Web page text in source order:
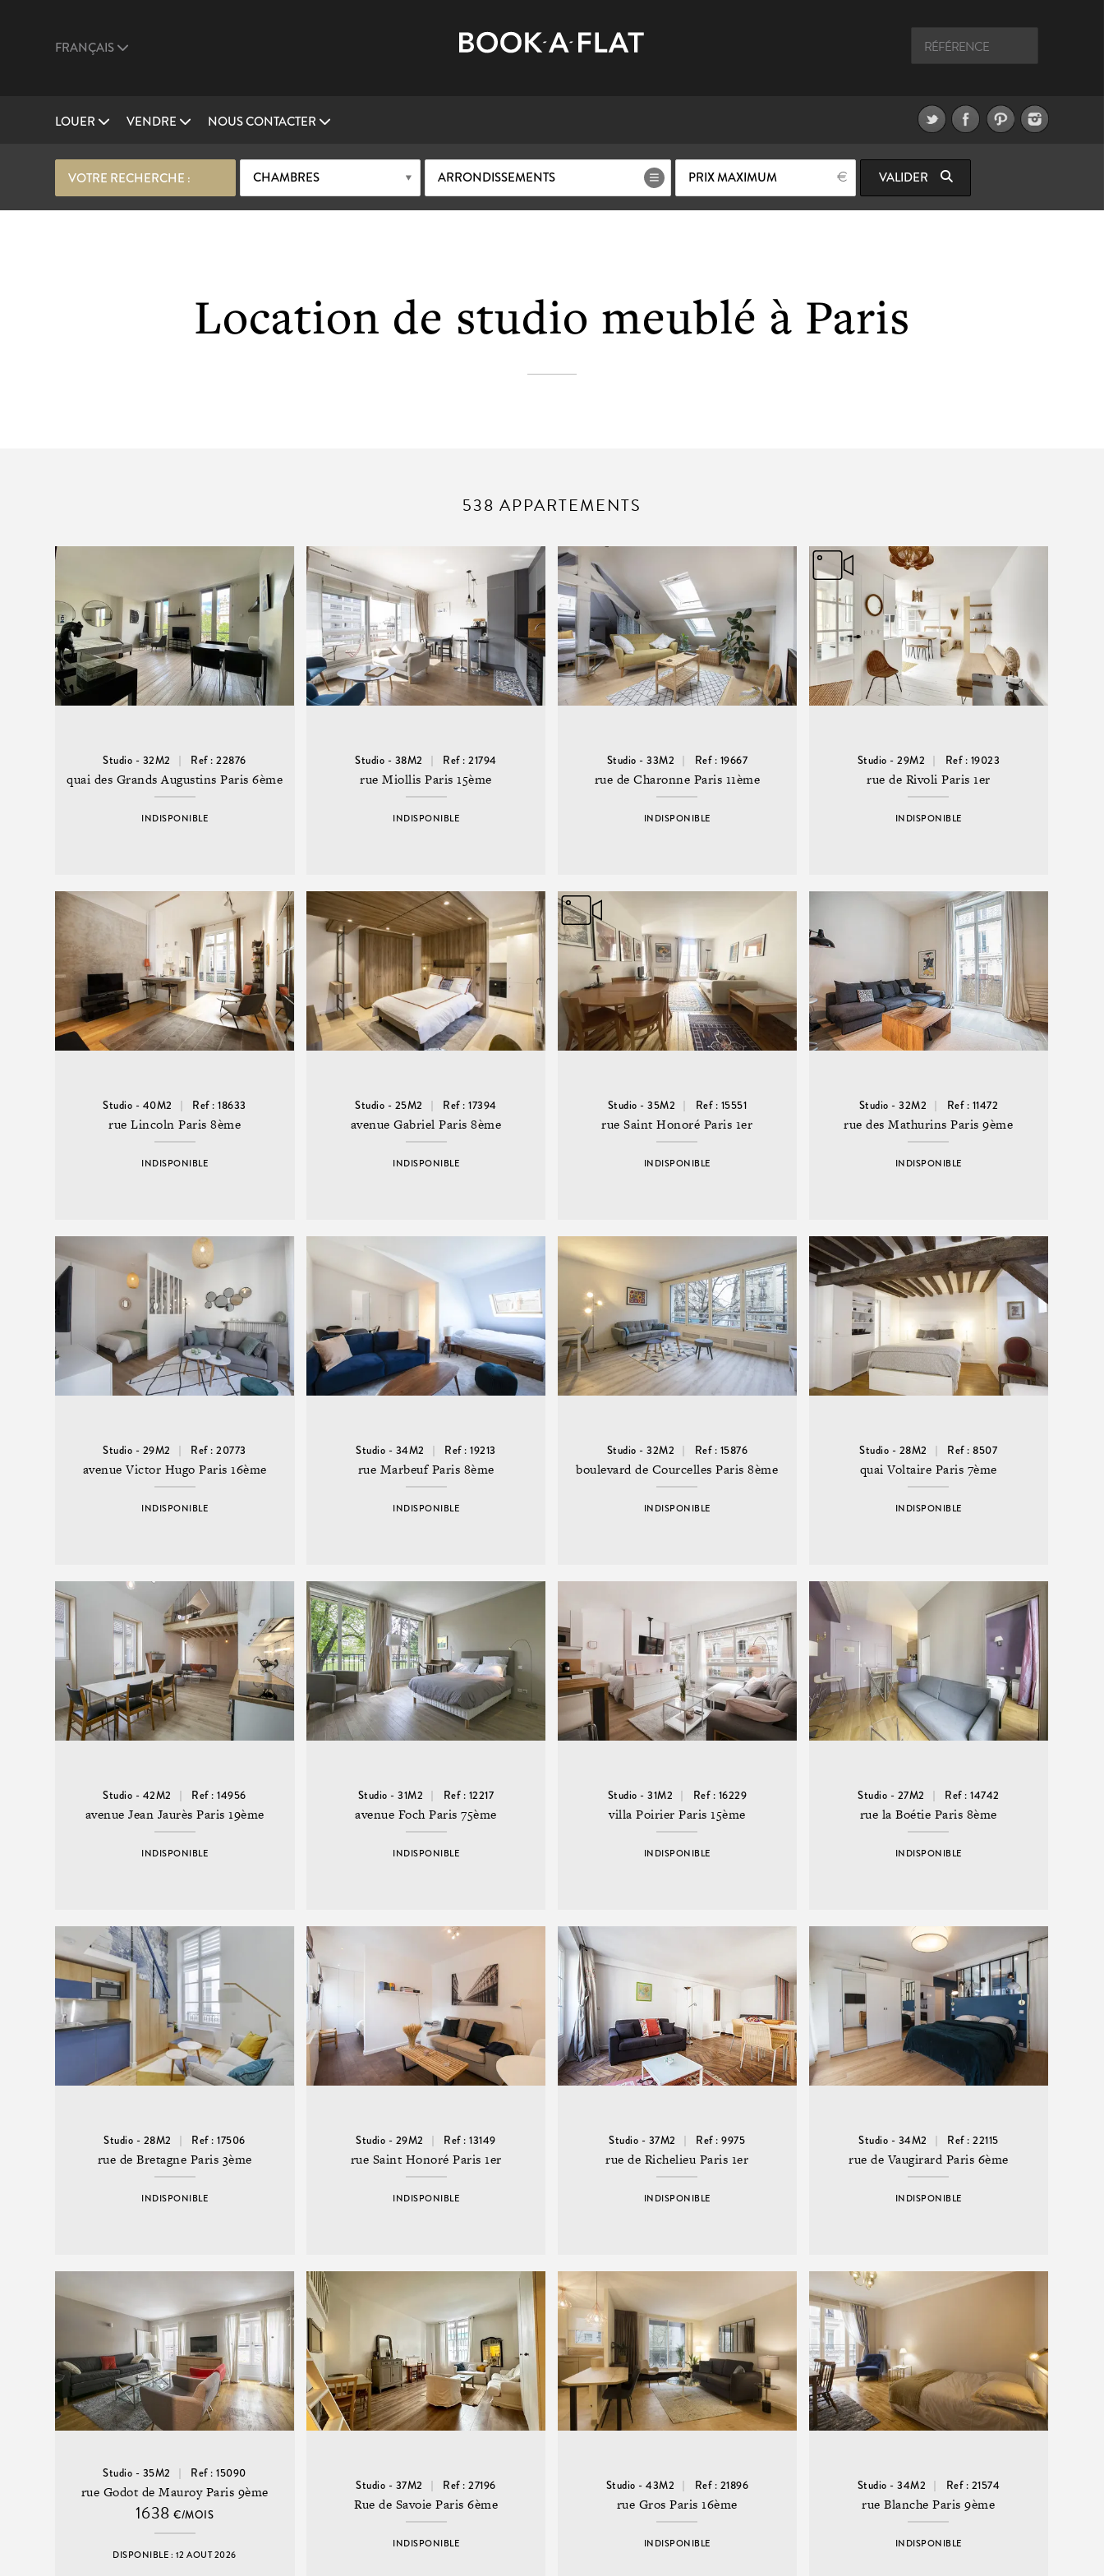
FRANÇAIS
LOUER VENDRE NOUS CONTACTER
VOTRE RECHERCHE : CHAMBRES ARRONDISSEMENTS PRIX MAXIMUM VALIDER
Location de studio meublé à Paris
538 APPARTEMENTS
Studio - 32M2 Ref : 22876
quai des Grands Augustins Paris 6ème
INDISPONIBLE
Studio - 38M2 Ref : 21794
rue Miollis Paris 15ème
INDISPONIBLE
Studio - 33M2 Ref : 19667
rue de Charonne Paris 11ème
INDISPONIBLE
Studio - 29M2 Ref : 19023
rue de Rivoli Paris 1er
INDISPONIBLE
Studio - 40M2 Ref : 18633
rue Lincoln Paris 8ème
INDISPONIBLE
Studio - 25M2 Ref : 17394
avenue Gabriel Paris 8ème
INDISPONIBLE
Studio - 35M2 Ref : 15551
rue Saint Honoré Paris 1er
INDISPONIBLE
Studio - 32M2 Ref : 11472
rue des Mathurins Paris 9ème
INDISPONIBLE
Studio - 29M2 Ref : 20773
avenue Victor Hugo Paris 16ème
INDISPONIBLE
Studio - 34M2 Ref : 19213
rue Marbeuf Paris 8ème
INDISPONIBLE
Studio - 32M2 Ref : 15876
boulevard de Courcelles Paris 8ème
INDISPONIBLE
Studio - 28M2 Ref : 8507
quai Voltaire Paris 7ème
INDISPONIBLE
Studio - 42M2 Ref : 14956
avenue Jean Jaurès Paris 19ème
INDISPONIBLE
Studio - 31M2 Ref : 12217
avenue Foch Paris 75ème
INDISPONIBLE
Studio - 31M2 Ref : 16229
villa Poirier Paris 15ème
INDISPONIBLE
Studio - 27M2 Ref : 14742
rue la Boétie Paris 8ème
INDISPONIBLE
Studio - 28M2 Ref : 17506
rue de Bretagne Paris 3ème
INDISPONIBLE
Studio - 29M2 Ref : 13149
rue Saint Honoré Paris 1er
INDISPONIBLE
Studio - 37M2 Ref : 9975
rue de Richelieu Paris 1er
INDISPONIBLE
Studio - 34M2 Ref : 22115
rue de Vaugirard Paris 6ème
INDISPONIBLE
Studio - 35M2 Ref : 15090
rue Godot de Mauroy Paris 9ème
1638€/MOIS
DISPONIBLE : 12 AOUT 2026
Studio - 37M2 Ref : 27196
Rue de Savoie Paris 6ème
INDISPONIBLE
Studio - 43M2 Ref : 21896
rue Gros Paris 16ème
INDISPONIBLE
Studio - 34M2 Ref : 21574
rue Blanche Paris 9ème
INDISPONIBLE